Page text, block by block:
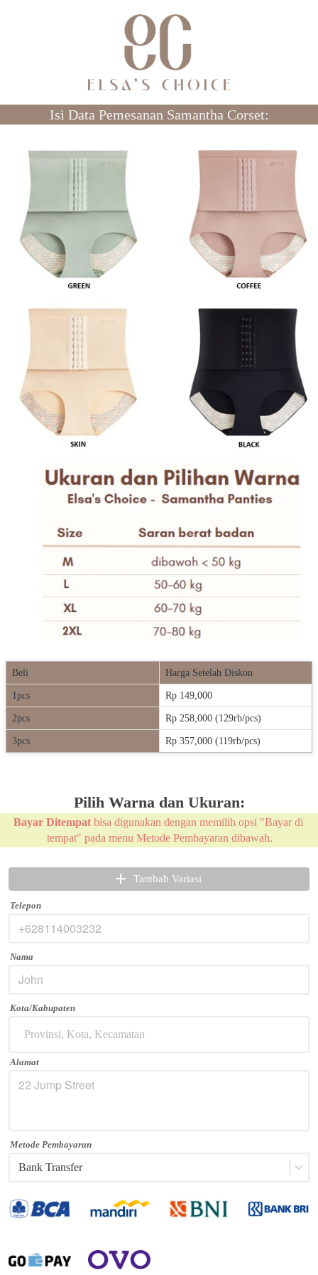
Isi Data Pemesanan Samantha Corset:
Beli Harga Setelah Diskon
1pcs Rp 149,000
2pcs Rp 258,000 (129rb/pcs)
3pcs Rp 357,000 (119rb/pcs)
Pilih Warna dan Ukuran:
Bayar Ditempat bisa digunakan dengan memilih opsi "Bayar di
tempat" pada menu Metode Pembayaran dibawah.
` Tambah Variasi
Telepon
Nama
Kota/Kabupaten
Provinsi, Kota, Kecamatan
Alamat
Metode Pembayaran
Bank Transfer